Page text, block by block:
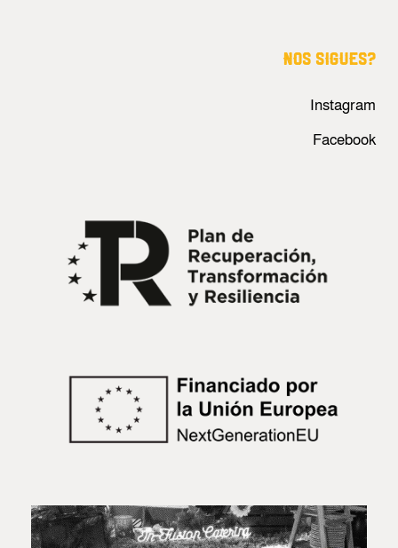
NOS SIGUES?
Instagram
Facebook